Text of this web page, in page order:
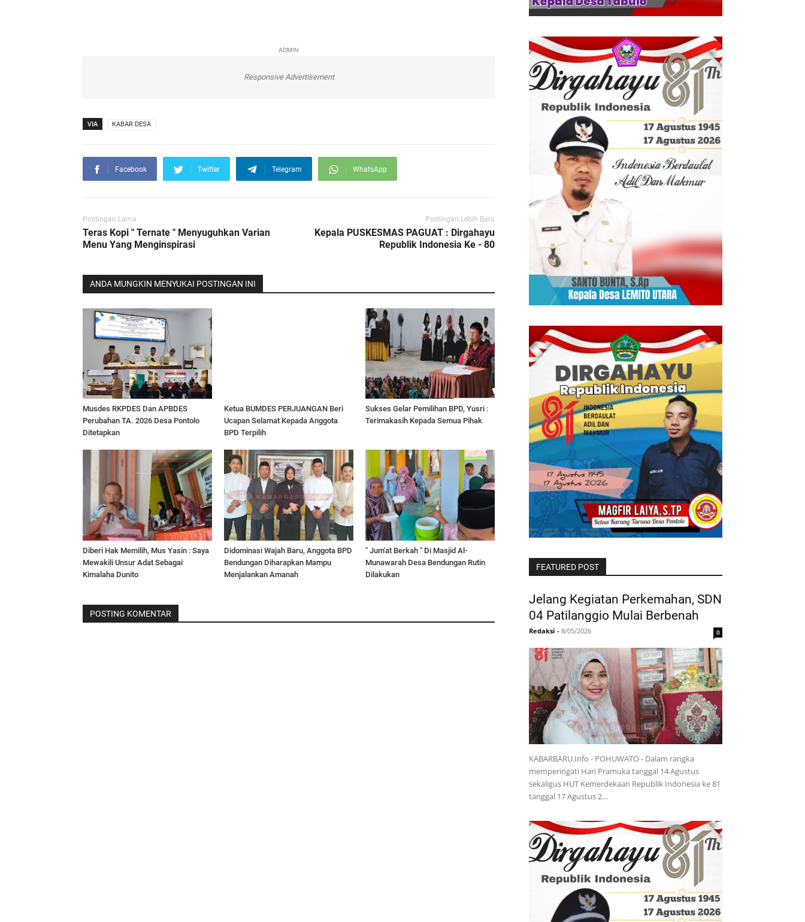
ADMIN
Responsive Advertisement
VIA KABAR DESA
Facebook Twitter Telegram WhatsApp
Postingan Lama
Teras Kopi " Ternate " Menyuguhkan Varian
Menu Yang Menginspirasi
Postingan Lebih Baru
Kepala PUSKESMAS PAGUAT : Dirgahayu
Republik Indonesia Ke - 80
ANDA MUNGKIN MENYUKAI POSTINGAN INI
Musdes RKPDES Dan APBDES
Perubahan TA. 2026 Desa Pontolo
Ditetapkan
Ketua BUMDES PERJUANGAN Beri
Ucapan Selamat Kepada Anggota
BPD Terpilih
Sukses Gelar Pemilihan BPD, Yusri :
Terimakasih Kepada Semua Pihak
Diberi Hak Memilih, Mus Yasin : Saya
Mewakili Unsur Adat Sebagai
Kimalaha Dunito
Didominasi Wajah Baru, Anggota BPD
Bendungan Diharapkan Mampu
Menjalankan Amanah
" Jum'at Berkah " Di Masjid Al-
Munawarah Desa Bendungan Rutin
Dilakukan
POSTING KOMENTAR
FEATURED POST
Jelang Kegiatan Perkemahan, SDN
04 Patilanggio Mulai Berbenah
Redaksi - 8/05/2026 0
KABARBARU.Info - POHUWATO - Dalam rangka
memperingati Hari Pramuka tanggal 14 Agustus
sekaligus HUT Kemerdekaan Republik Indonesia ke 81
tanggal 17 Agustus 2…